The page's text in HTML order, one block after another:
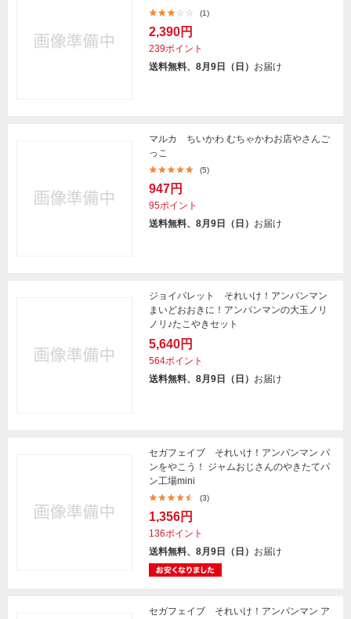
(1)
2,390円
239ポイント
送料無料、8月9日（日） お届け
マルカ ちいかわ むちゃかわお店やさんご
っこ
(5)
947円
95ポイント
送料無料、8月9日（日） お届け
ジョイパレット それいけ！アンパンマン
まいどおおきに！アンパンマンの大玉ノリ
ノリ♪たこやきセット
5,640円
564ポイント
送料無料、8月9日（日） お届け
セガフェイブ それいけ！アンパンマン パ
ンをやこう！ ジャムおじさんのやきたてパ
ン工場mini
(3)
1,356円
136ポイント
送料無料、8月9日（日） お届け
セガフェイブ それいけ！アンパンマン ア